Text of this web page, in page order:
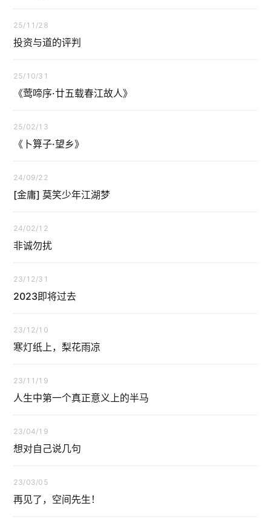
25/11/28
投资与道的评判
25/10/31
《莺啼序·廿五载春江故人》
25/02/13
《卜算子·望乡》
24/09/22
[金庸] 莫笑少年江湖梦
24/02/12
非诚勿扰
23/12/31
2023即将过去
23/12/10
寒灯纸上，梨花雨凉
23/11/19
人生中第一个真正意义上的半马
23/04/19
想对自己说几句
23/03/05
再见了，空间先生！